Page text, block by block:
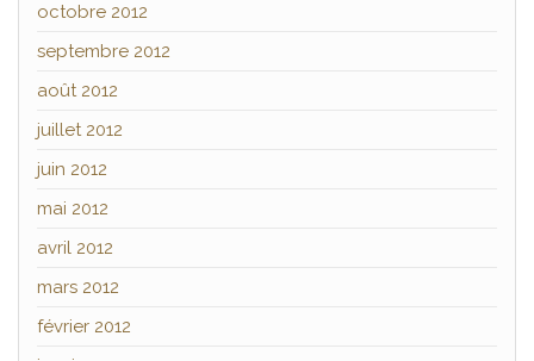
octobre 2012
septembre 2012
août 2012
juillet 2012
juin 2012
mai 2012
avril 2012
mars 2012
février 2012